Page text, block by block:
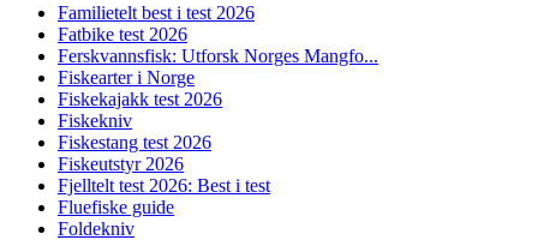
Familietelt best i test 2026
Fatbike test 2026
Ferskvannsfisk: Utforsk Norges Mangfo...
Fiskearter i Norge
Fiskekajakk test 2026
Fiskekniv
Fiskestang test 2026
Fiskeutstyr 2026
Fjelltelt test 2026: Best i test
Fluefiske guide
Foldekniv